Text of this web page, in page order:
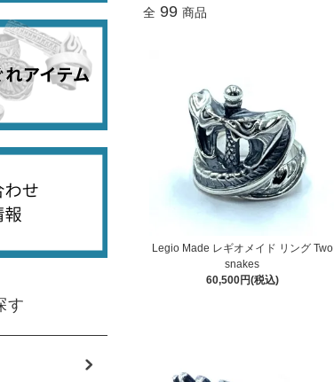
全 99 商品
Legio Made レギオメイド リング Two
snakes
60,500円(税込)
す